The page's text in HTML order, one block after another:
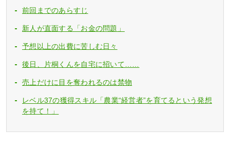
前回までのあらすじ
新人が直面する「お金の問題」
予想以上の出費に苦しむ日々
後日、片桐くんを自宅に招いて……
売上だけに目を奪われるのは禁物
レベル37の獲得スキル「農業“経営者”を育てるという発想
を持て！」